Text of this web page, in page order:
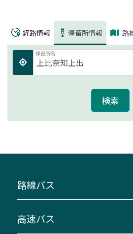
経路情報 停留所情報 路
停留所名
路線バス
主要停留所案内図・時刻表
高速バス